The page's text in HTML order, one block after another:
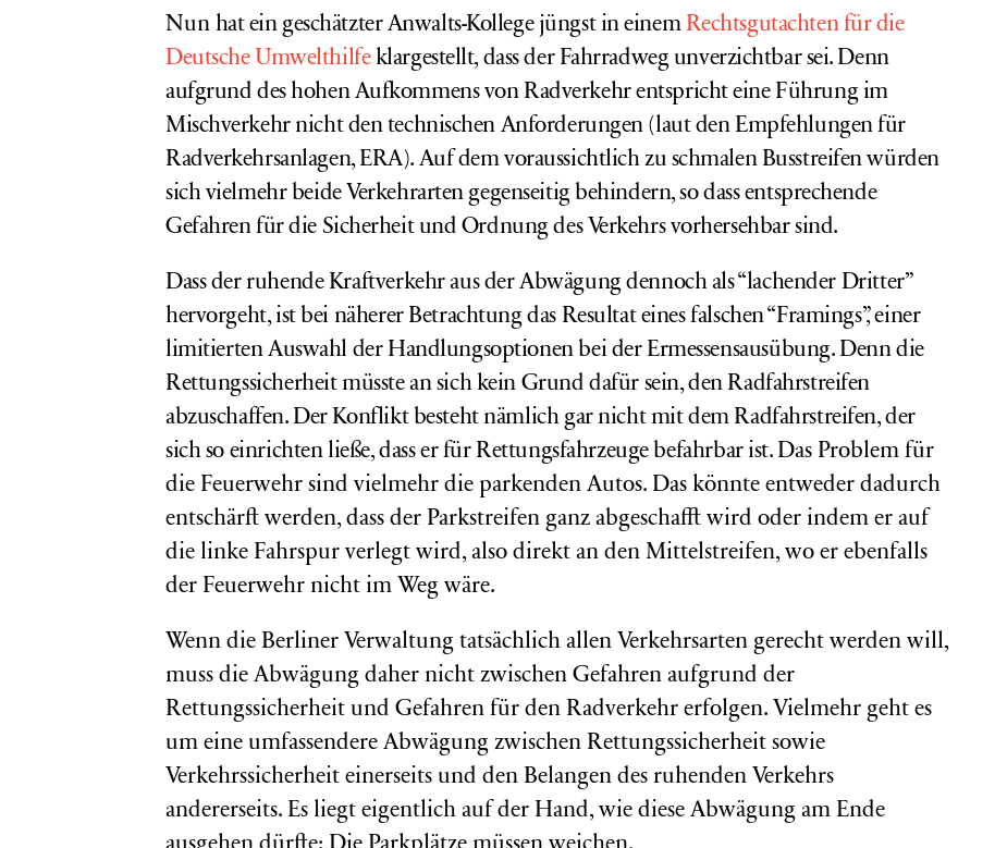
Nun hat ein geschätzter Anwalts-Kollege jüngst in einem Rechtsgutachten für die
Deutsche Umwelthilfeklargestellt, dass der Fahrradweg unverzichtbar sei. Denn
aufgrund des hohen Aufkommens von Radverkehr entspricht eine Führung im
Mischverkehr nicht den technischen Anforderungen (laut den Empfehlungen für
Radverkehrsanlagen, ERA). Auf dem voraussichtlich zu schmalen Busstreifen würden
sich vielmehr beide Verkehrarten gegenseitig behindern, so dass entsprechende
Gefahren für die Sicherheit und Ordnung des Verkehrs vorhersehbar sind.
Dass der ruhende Kraftverkehr aus der Abwägung dennoch als “lachender Dritter”
hervorgeht, ist bei näherer Betrachtung das Resultat eines falschen “Framings”, einer
limitierten Auswahl der Handlungsoptionen bei der Ermessensausübung. Denndie
Rettungssicherheit müsste an sich kein Grund dafür sein, den Radfahrstreifen
abzuschaffen. Der Konflikt besteht nämlich gar nicht mit dem Radfahrstreifen, der
sich so einrichten ließe, dass er für Rettungsfahrzeuge befahrbar ist. Das Problem für
die Feuerwehr sind vielmehr die parkenden Autos. Das könnte entweder dadurch
entschärft werden, dass der Parkstreifen ganz abgeschafft wird oder indem er auf
die linke Fahrspur verlegt wird, also direkt an den Mittelstreifen, wo er ebenfalls
der Feuerwehr nicht im Weg wäre.
Wenn die Berliner Verwaltung tatsächlich allen Verkehrsarten gerecht werden will,
muss die Abwägung daher nicht zwischen Gefahren aufgrund der
Rettungssicherheit und Gefahren für den Radverkehr erfolgen. Vielmehr geht es
um eine umfassendere Abwägung zwischen Rettungssicherheit sowie
Verkehrssicherheit einerseits und den Belangen des ruhenden Verkehrs
andererseits. Es liegt eigentlich auf der Hand, wie diese Abwägung am Ende